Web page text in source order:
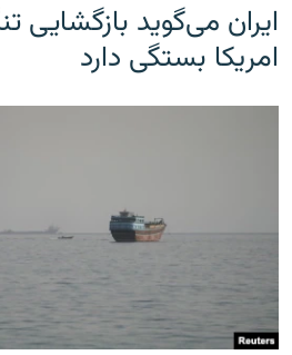
ایران می‌گوید بازگشایی
امریکا بستگی دارد